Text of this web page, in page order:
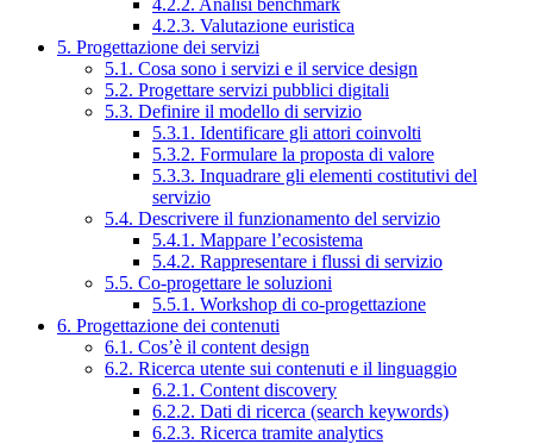
4.2.2. Analisi benchmark
4.2.3. Valutazione euristica
5. Progettazione dei servizi
5.1. Cosa sono i servizi e il service design
5.2. Progettare servizi pubblici digitali
5.3. Definire il modello di servizio
5.3.1. Identificare gli attori coinvolti
5.3.2. Formulare la proposta di valore
5.3.3. Inquadrare gli elementi costitutivi del
servizio
5.4. Descrivere il funzionamento del servizio
5.4.1. Mappare l’ecosistema
5.4.2. Rappresentare i flussi di servizio
5.5. Co-progettare le soluzioni
5.5.1. Workshop di co-progettazione
6. Progettazione dei contenuti
6.1. Cos’è il content design
6.2. Ricerca utente sui contenuti e il linguaggio
6.2.1. Content discovery
6.2.2. Dati di ricerca (search keywords)
6.2.3. Ricerca tramite analytics